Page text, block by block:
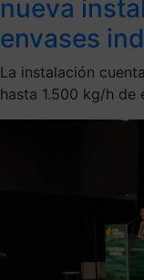
nueva
envases
La instalación
hasta 1.500 kg/h de